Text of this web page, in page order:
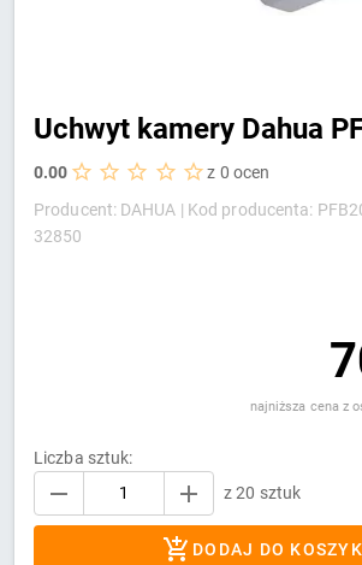
Uchwyt kamery Dahua
0.00
z 0 ocen
Producent: DAHUA | Kod producenta:
32850
najniższa cena z
Liczba sztuk:
z 20 sztuk
DODAJ DO